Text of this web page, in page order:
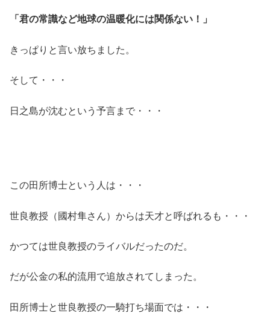
「君の常識など地球の温暖化には関係ない！」
きっぱりと言い放ちました。
そして・・・
日之島が沈むという予言まで・・・
この田所博士という人は・・・
世良教授（國村隼さん）からは天才と呼ばれるも・・・
かつては世良教授のライバルだったのだ。
だが公金の私的流用で追放されてしまった。
田所博士と世良教授の一騎打ち場面では・・・